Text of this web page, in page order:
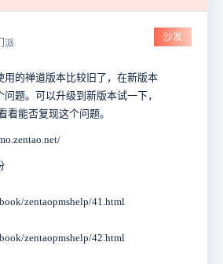
派
沙发
用的禅道版本比较旧了，在新版本
题。可以升级到新版本试一下，
看能否复现这个问题。
zentaopmshelp/41.html
zentaopmshelp/42.html